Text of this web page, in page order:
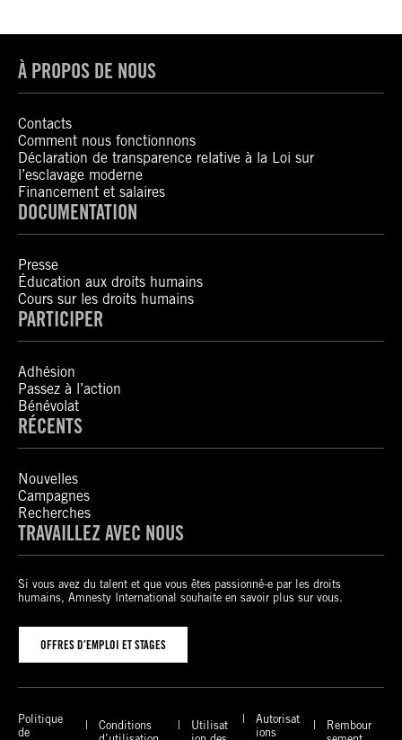
À PROPOS DE NOUS
Contacts
Comment nous fonctionnons
Déclaration de transparence relative à la Loi sur
l’esclavage moderne
Financement et salaires
DOCUMENTATION
Presse
Éducation aux droits humains
Cours sur les droits humains
PARTICIPER
Adhésion
Passez à l’action
Bénévolat
RÉCENTS
Nouvelles
Campagnes
Recherches
TRAVAILLEZ AVEC NOUS
Si vous avez du talent et que vous êtes passionné-e par les droits
humains, Amnesty International souhaite en savoir plus sur vous.
OFFRES D’EMPLOI ET STAGES
Politique
de
Conditions
Utilisat
Autorisat
ions
Rembour